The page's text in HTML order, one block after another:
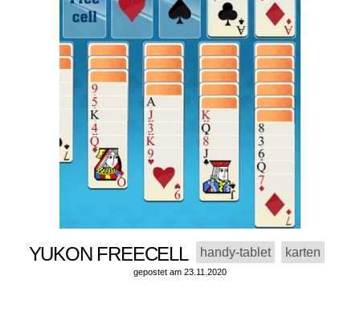
YUKON FREECELL handy-tablet karten
gepostet am 23.11.2020